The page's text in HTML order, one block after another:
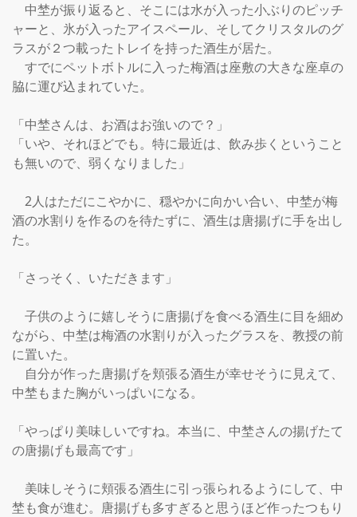
中埜が振り返ると、そこには水が入った小ぶりのピッチ
ャーと、氷が入ったアイスペール、そしてクリスタルのグ
ラスが２つ載ったトレイを持った酒生が居た。
すでにペットボトルに入った梅酒は座敷の大きな座卓の
脇に運び込まれていた。
「中埜さんは、お酒はお強いので？」
「いや、それほどでも。特に最近は、飲み歩くということ
も無いので、弱くなりました」
2人はただにこやかに、穏やかに向かい合い、中埜が梅
酒の水割りを作るのを待たずに、酒生は唐揚げに手を出し
た。
「さっそく、いただきます」
子供のように嬉しそうに唐揚げを食べる酒生に目を細め
ながら、中埜は梅酒の水割りが入ったグラスを、教授の前
に置いた。
自分が作った唐揚げを頬張る酒生が幸せそうに見えて、
中埜もまた胸がいっぱいになる。
「やっぱり美味しいですね。本当に、中埜さんの揚げたて
の唐揚げも最高です」
美味しそうに頬張る酒生に引っ張られるようにして、中
埜も食が進む。唐揚げも多すぎると思うほど作ったつもり